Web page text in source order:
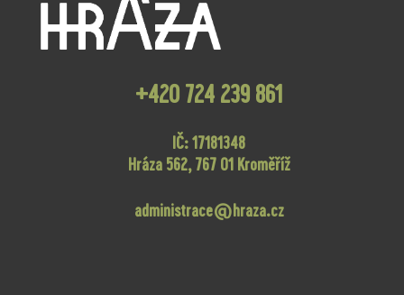
+420 724 239 861
IČ: 17181348
Hráza 562, 767 01 Kroměříž
administrace@hraza.cz